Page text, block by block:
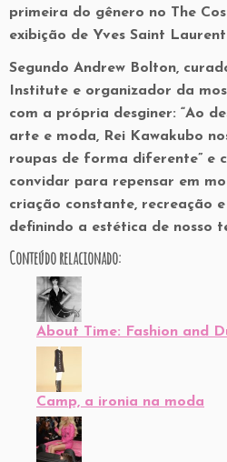
primeira do gênero no The
exibição de Yves Saint Laurent
Segundo Andrew Bolton,
Institute e organizador da
com a própria desginer: “Ao
arte e moda, Rei Kawakubo
roupas de forma diferente” e
convidar para repensar em
criação constante, recreação
definindo a estética de nosso
Conteúdo relacionado:
About Time: Fashion and
Camp, a ironia na moda